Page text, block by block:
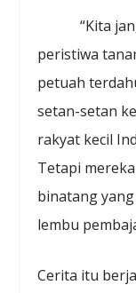
“Kita
peristiwa
petuah
setan-setan
rakyat kecil
Tetapi
binatang
lembu
Cerita itu